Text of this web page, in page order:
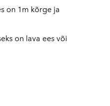
on 1m kõrge ja
on lava ees või